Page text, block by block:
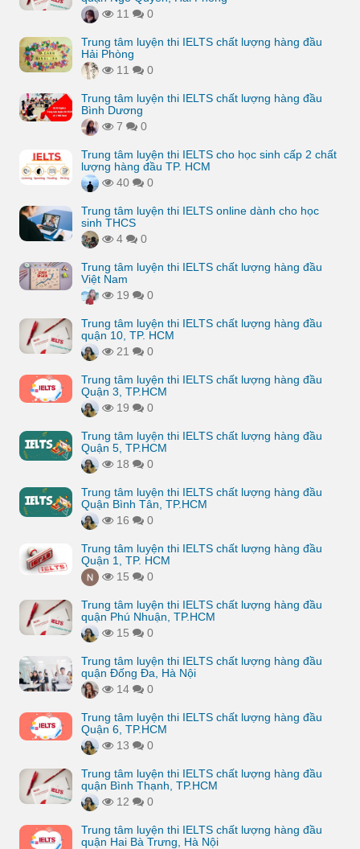
11
0
Trung tâm luyện thi IELTS chất lượng hàng đầu
Hải Phòng
11
0
Trung tâm luyện thi IELTS chất lượng hàng đầu
Bình Dương
7
0
Trung tâm luyện thi IELTS cho học sinh cấp 2 chất
lượng hàng đầu TP. HCM
40
0
Trung tâm luyện thi IELTS online dành cho học
sinh THCS
4
0
Trung tâm luyện thi IELTS chất lượng hàng đầu
Việt Nam
19
0
Trung tâm luyện thi IELTS chất lượng hàng đầu
quận 10, TP. HCM
21
0
Trung tâm luyện thi IELTS chất lượng hàng đầu
Quận 3, TP.HCM
19
0
Trung tâm luyện thi IELTS chất lượng hàng đầu
Quận 5, TP.HCM
18
0
Trung tâm luyện thi IELTS chất lượng hàng đầu
Quận Bình Tân, TP.HCM
16
0
Trung tâm luyện thi IELTS chất lượng hàng đầu
Quận 1, TP. HCM
15
0
Trung tâm luyện thi IELTS chất lượng hàng đầu
quận Phú Nhuận, TP.HCM
15
0
Trung tâm luyện thi IELTS chất lượng hàng đầu
quận Đống Đa, Hà Nội
14
0
Trung tâm luyện thi IELTS chất lượng hàng đầu
Quận 6, TP.HCM
13
0
Trung tâm luyện thi IELTS chất lượng hàng đầu
quận Bình Thạnh, TP.HCM
12
0
Trung tâm luyện thi IELTS chất lượng hàng đầu
quận Hai Bà Trưng, Hà Nội